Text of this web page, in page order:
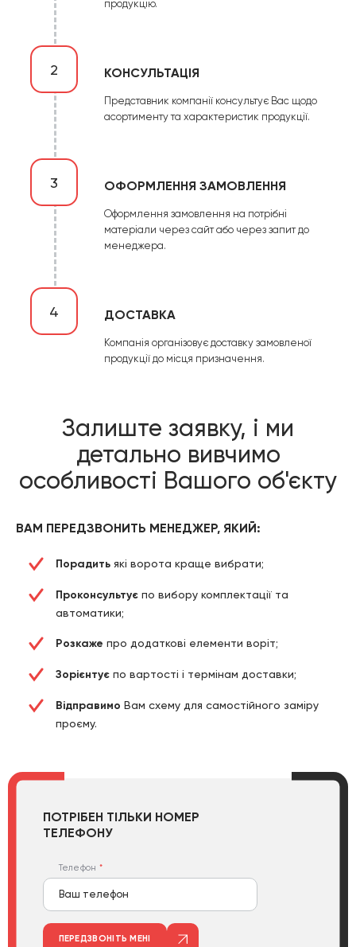
продукцію.
2 КОНСУЛЬТАЦІЯ
Представник компанії консультує Вас щодо
асортименту та характеристик продукції.
3 ОФОРМЛЕННЯ ЗАМОВЛЕННЯ
Оформлення замовлення на потрібні
матеріали через сайт або через запит до
менеджера.
4 ДОСТАВКА
Компанія організовує доставку замовленої
продукції до місця призначення.
Залиште заявку, і ми
детально вивчимо
особливості Вашого об'єкту
ВАМ ПЕРЕДЗВОНИТЬ МЕНЕДЖЕР, ЯКИЙ:
Порадить які ворота краще вибрати;
Проконсультує по вибору комплектації та
автоматики;
Розкаже про додаткові елементи воріт;
Зорієнтує по вартості і термінам доставки;
Відправимо Вам схему для самостійного заміру
проєму.
ПОТРІБЕН ТІЛЬКИ НОМЕР
ТЕЛЕФОНУ
Телефон
ПЕРЕДЗВОНІТЬ МЕНІ